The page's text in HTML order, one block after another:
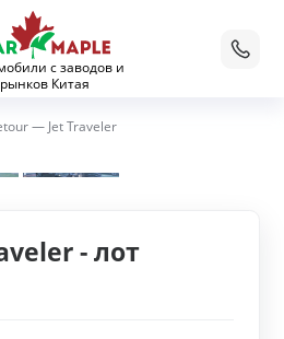
с заводов и
рынков Китая
— Jet Traveler
- лот